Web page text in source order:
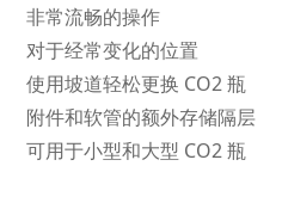
非常流畅的操作
对于经常变化的位置
使用坡道轻松更换 CO2 瓶
附件和软管的额外存储隔层
可用于小型和大型 CO2 瓶